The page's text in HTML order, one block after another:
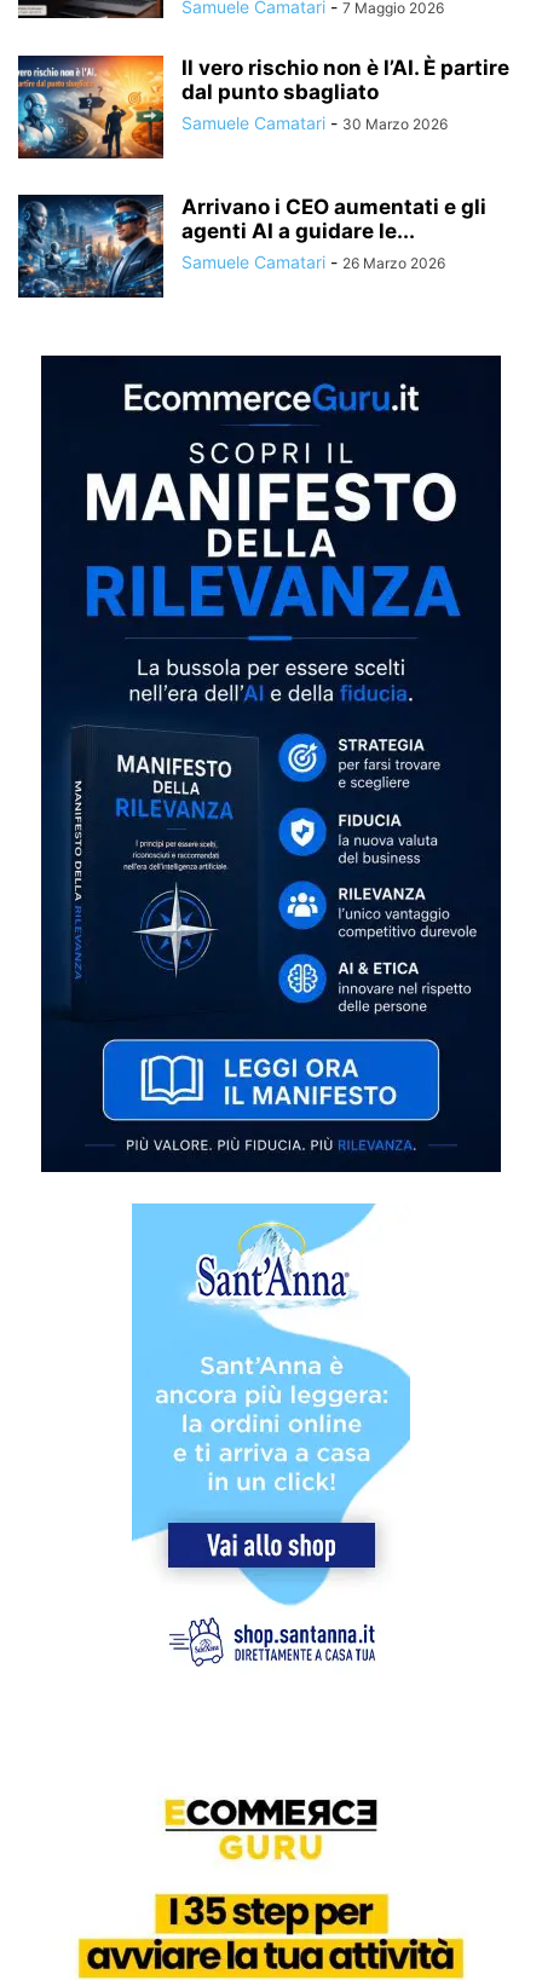
Samuele Camatari - 7 Maggio 2026
Il vero rischio non è l’AI. È partire
dal punto sbagliato
Samuele Camatari - 30 Marzo 2026
Arrivano i CEO aumentati e gli
agenti AI a guidare le...
Samuele Camatari - 26 Marzo 2026